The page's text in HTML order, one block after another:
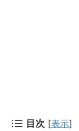
目次 [表示]